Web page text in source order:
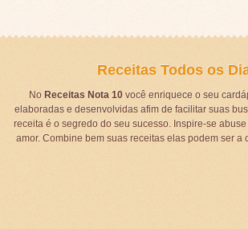
Receitas Todos os
No Receitas Nota 10você enriquece o seu
elaboradas e desenvolvidas afim de facilitar suas
receita é o segredo do seu sucesso. Inspire-se
amor. Combine bem suas receitas elas podem ser a